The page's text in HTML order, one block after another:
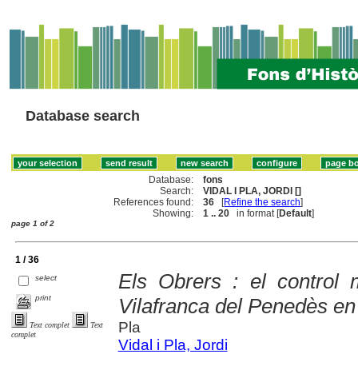
Database search
Database:
fons
Search:
VIDAL I PLA, JORDI []
References found:
36 [Refine the search]
Showing:
1 .. 20 in format [Default]
page 1 of 2
1 / 36
select
print
Text complet
Text
complet
Els Obrers : el control
Vilafranca del Penedès
Pla
Vidal i Pla, Jordi